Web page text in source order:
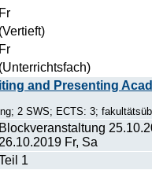
Fr
(Vertieft)
Fr
(Unterrichtsfach)
and Presenting
2 SWS; ECTS: 3;
Blockveranstaltung
26.10.2019 Fr, Sa
1